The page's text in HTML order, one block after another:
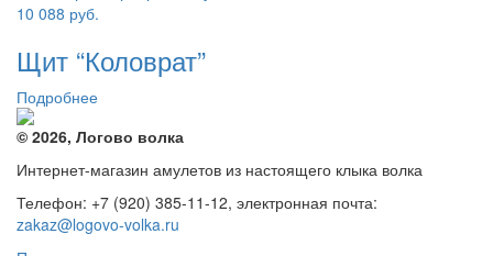
10 088 руб.
Щит “Коловрат”
Подробнее
© 2026, Логово волка
Интернет-магазин амулетов из настоящего клыка волка
Телефон: +7 (920) 385-11-12, электронная почта:
zakaz@logovo-volka.ru